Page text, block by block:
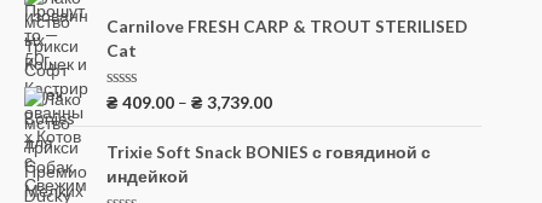
н
к
а
и
з
Carnilove FRESH CARP & TROUT STERILISED
Cat
О
н
к
а
0
₴ 409.00 –₴ 3,739.00
Trixie Soft Snack BONIES с говядиной с
индейкой